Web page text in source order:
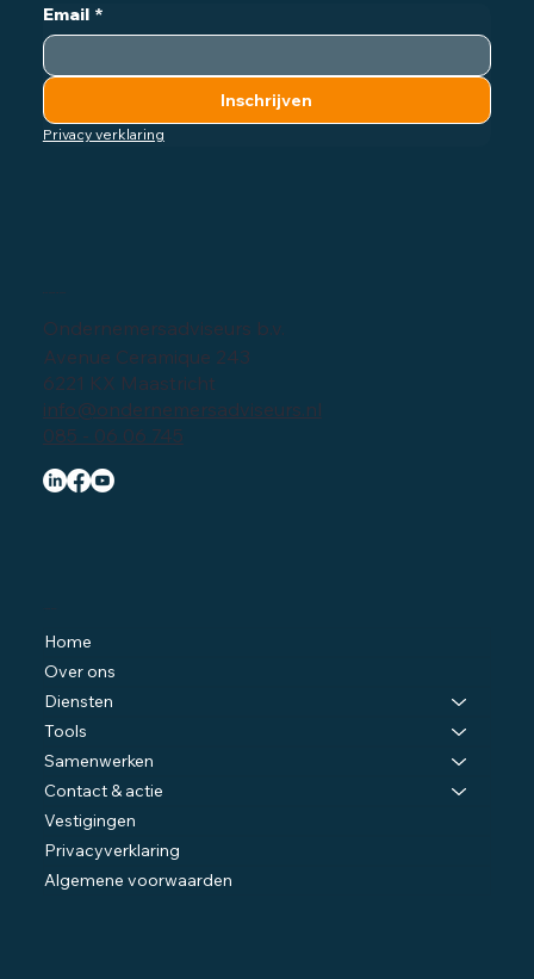
Bedrijfsgegevens
Ondernemersadviseurs b.v.
Avenue Ceramique 243
6221 KX Maastricht
info@ondernemersadviseurs.nl
085 - 06 06 745
Home
Over ons
Diensten
Tools
Samenwerken
Contact & actie
Vestigingen
Privacyverklaring
Algemene voorwaarden
Email *
Inschrijven
Privacy verklaring